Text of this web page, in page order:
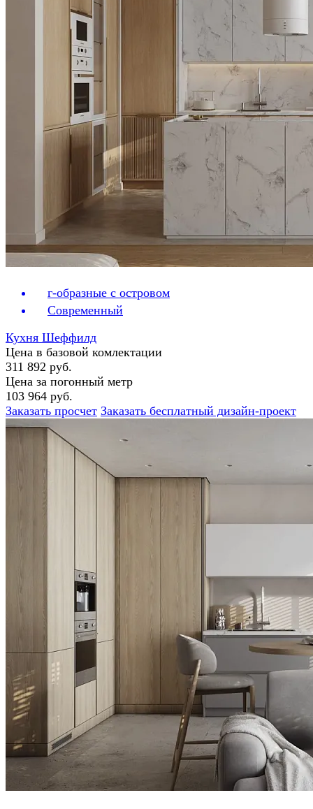
г-образные с островом
Современный
Кухня Шеффилд
Цена в базовой комлектации
311 892 руб.
Цена за погонный метр
103 964 руб.
Заказать просчет Заказать бесплатный дизайн-проект